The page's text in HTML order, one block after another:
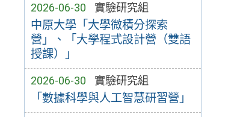
2026-06-30 實驗研究組
中原大學「大學微積分探索
營」、「大學程式設計營（雙語
授課）」
2026-06-30 實驗研究組
「數據科學與人工智慧研習營」